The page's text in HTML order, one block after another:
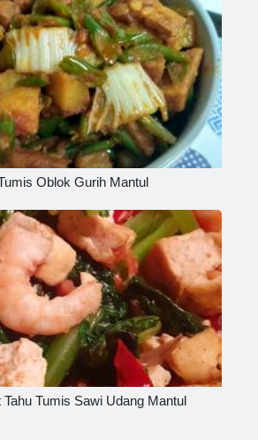
Oblok Gurih Mantul
Tumis Sawi Udang Mantul